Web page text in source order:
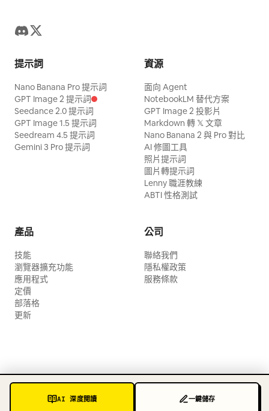
AI 深度閱讀 一鍵儲存
提示詞
Nano Banana Pro 提示詞
GPT Image 2 提示詞
Seedance 2.0 提示詞
GPT Image 1.5 提示詞
Seedream 4.5 提示詞
Gemini 3 Pro 提示詞
資源
面向 Agent
NotebookLM 替代方案
GPT Image 2 投影片
Markdown 轉 𝕏 文章
Nano Banana 2 與 Pro 對比
AI 修圖工具
照片提示詞
圖片轉提示詞
Lenny 職涯教練
ABTI 性格測試
產品
技能
瀏覽器擴充功能
應用程式
定價
部落格
更新
公司
聯絡我們
隱私權政策
服務條款